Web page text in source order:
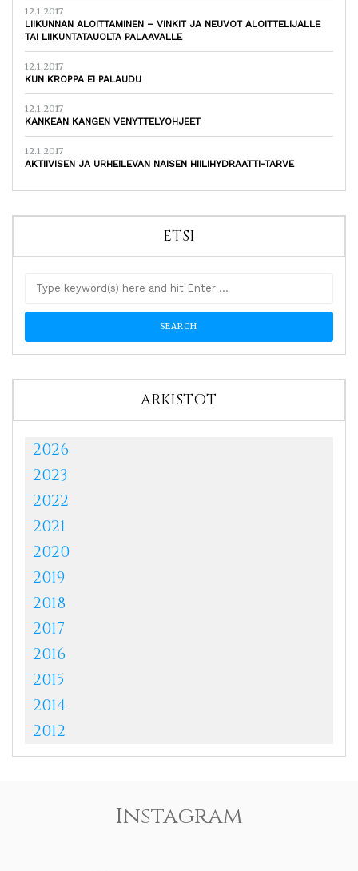
12.1.2017
LIIKUNNAN ALOITTAMINEN – VINKIT JA NEUVOT ALOITTELIJALLE
TAI LIIKUNTATAUOLTA PALAAVALLE
12.1.2017
KUN KROPPA EI PALAUDU
12.1.2017
KANKEAN KANGEN VENYTTELYOHJEET
12.1.2017
AKTIIVISEN JA URHEILEVAN NAISEN HIILIHYDRAATTI-TARVE
ETSI
ARKISTOT
2026
2023
2022
2021
2020
2019
2018
2017
2016
2015
2014
2012
Instagram